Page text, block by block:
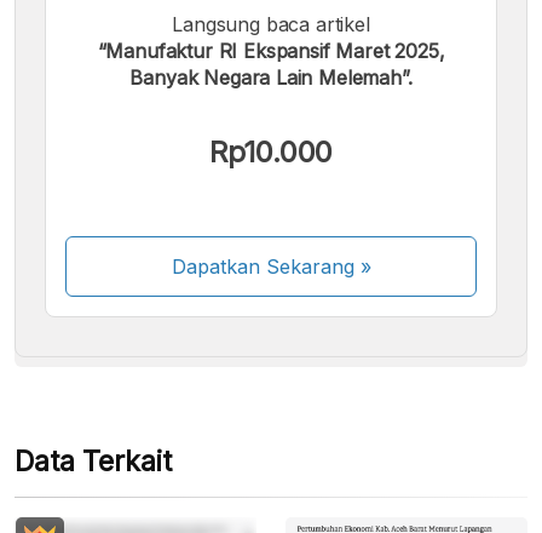
Langsung baca artikel
“Manufaktur RI Ekspansif Maret 2025,
Banyak Negara Lain Melemah”.
Rp10.000
Dapatkan Sekarang»
Beberapa metode pembayaran masih dalam
Data Terkait